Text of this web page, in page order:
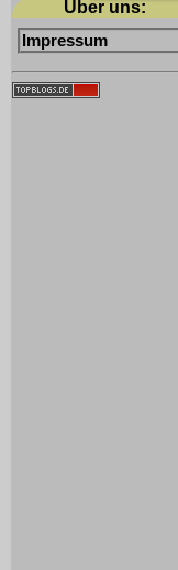
Über uns:
Impressum